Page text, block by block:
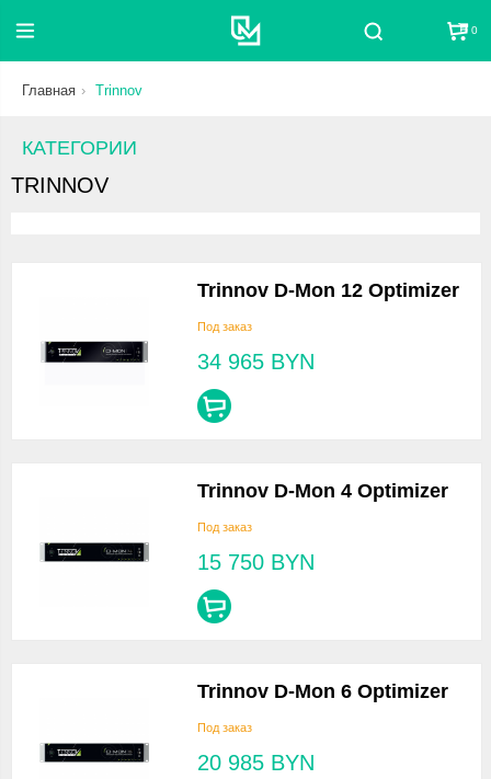
Поиск 0
Главная Trinnov
КАТЕГОРИИ
TRINNOV
Trinnov D-Mon 12 Optimizer
Под заказ
34 965 BYN
Trinnov D-Mon 4 Optimizer
Под заказ
15 750 BYN
Trinnov D-Mon 6 Optimizer
Под заказ
20 985 BYN